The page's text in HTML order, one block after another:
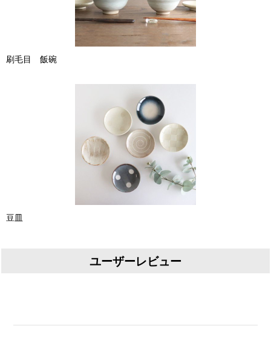
刷毛目 飯碗
豆皿
ユーザーレビュー